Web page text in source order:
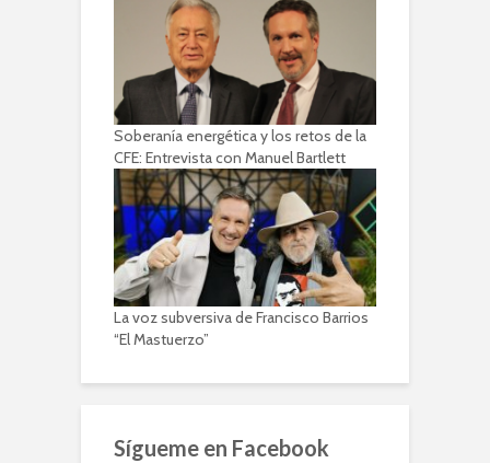
Soberanía energética y los retos de la
CFE: Entrevista con Manuel Bartlett
La voz subversiva de Francisco Barrios
“El Mastuerzo”
Sígueme en Facebook